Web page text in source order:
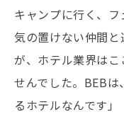
キャンプに行く、フ
気の置けない仲間
が、ホテル業界は
せんでした。BEB
るホテルなんです」